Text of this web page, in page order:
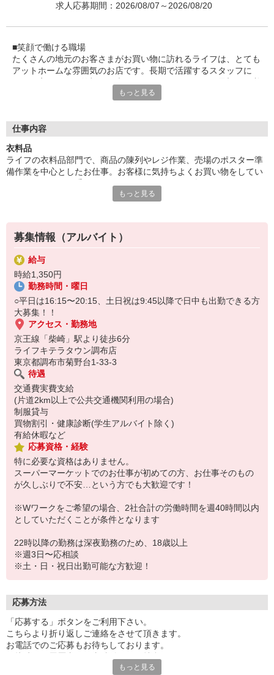
求人応募期間：2026/08/07～2026/08/20
■笑顔で働ける職場
たくさんの地元のお客さまがお買い物に訪れるライフは、とても
アットホームな雰囲気のお店です。長期で活躍するスタッフに
えていただく作業が多く感じるかもしれませんが、難しいお仕事
もっと見る
仕事内容
衣料品
ライフの衣料品部門で、商品の陳列やレジ作業、売場のポスター準
備作業を中心としたお仕事。お客様に気持ちよくお買い物をしてい
ないことは先輩がサポートしながらお教えいたしますので、未経験
もっと見る
募集情報（アルバイト）
給与
時給1,350円
勤務時間・曜日
○平日は16:15〜20:15、土日祝は9:45以降で日中も出勤できる方
大募集！！
アクセス・勤務地
京王線「柴崎」駅より徒歩6分
ライフキテラタウン調布店
東京都調布市菊野台1-33-3
待遇
交通費実費支給
(片道2km以上で公共交通機関利用の場合)
制服貸与
買物割引・健康診断(学生アルバイト除く)
有給休暇など
応募資格・経験
特に必要な資格はありません。
スーパーマーケットでのお仕事が初めての方、お仕事そのもの
が久しぶりで不安…という方でも大歓迎です！
※Wワークをご希望の場合、2社合計の労働時間を週40時間以内
としていただくことが条件となります
22時以降の勤務は深夜勤務のため、18歳以上
※週3日〜応相談
※土・日・祝日出勤可能な方歓迎！
応募方法
「応募する」ボタンをご利用下さい。
こちらより折り返しご連絡をさせて頂きます。
お電話でのご応募もお待ちしております。
もっと見る